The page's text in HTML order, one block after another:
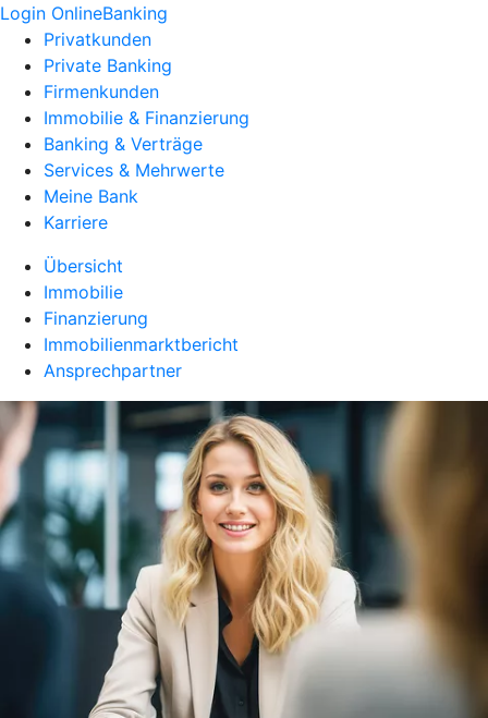
Login OnlineBanking
Privatkunden
Private Banking
Firmenkunden
Immobilie & Finanzierung
Banking & Verträge
Services & Mehrwerte
Meine Bank
Karriere
Übersicht
Immobilie
Finanzierung
Immobilienmarktbericht
Ansprechpartner